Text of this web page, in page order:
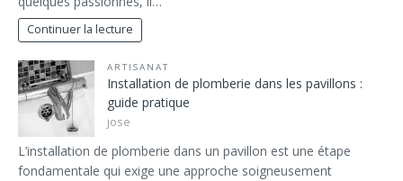
Continuer la lecture
ARTISANAT
Installation de plomberie dans les pavillons :
guide pratique
jose
L’installation de plomberie dans un pavillon est une étape
fondamentale qui exige une approche soigneusement